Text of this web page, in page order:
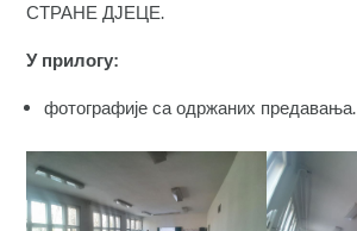
СТРАНЕ ДЈЕЦЕ.
У прилогу:
фотографије са одржаних предавања.